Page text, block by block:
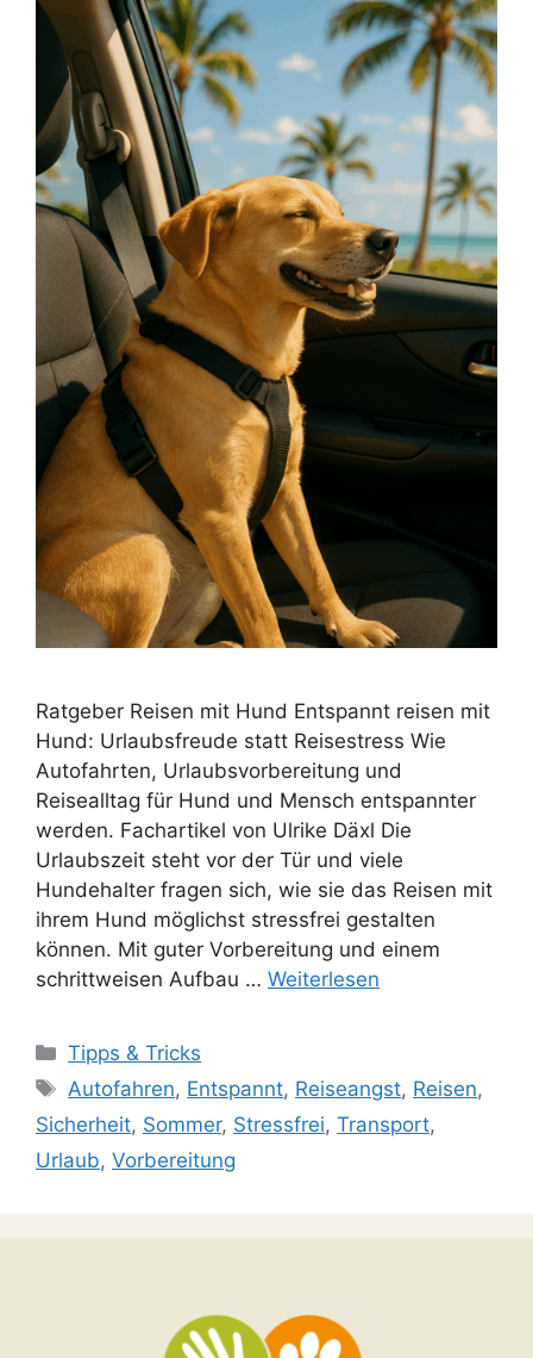
Ratgeber Reisen mit Hund Entspannt reisen mit
Hund: Urlaubsfreude statt Reisestress Wie
Autofahrten, Urlaubsvorbereitung und
Reisealltag für Hund und Mensch entspannter
werden. Fachartikel von Ulrike Däxl Die
Urlaubszeit steht vor der Tür und viele
Hundehalter fragen sich, wie sie das Reisen mit
ihrem Hund möglichst stressfrei gestalten
können. Mit guter Vorbereitung und einem
schrittweisen Aufbau … Weiterlesen
Tipps & Tricks
Autofahren, Entspannt, Reiseangst, Reisen,
Sicherheit, Sommer, Stressfrei, Transport,
Urlaub, Vorbereitung